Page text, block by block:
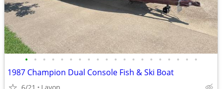
• • • • • • • • • • • • • • • • • • • •
1987 Champion Dual Console Fish & Ski Boat